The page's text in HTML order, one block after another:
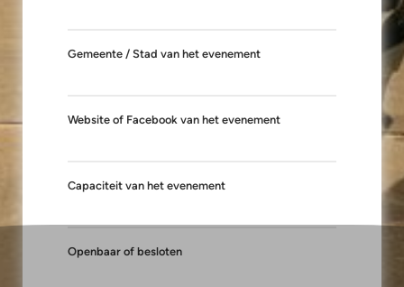
Gemeente / Stad van het evenement
Website of Facebook van het evenement
Capaciteit van het evenement
Openbaar of besloten